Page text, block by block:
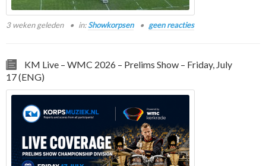
3 weken geleden in:Showkorpsen geen reacties
KM Live – WMC 2026 – Prelims Show – Friday, July
17 (ENG)